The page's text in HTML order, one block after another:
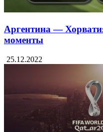
Аргентина —
моменты
25.12.2022